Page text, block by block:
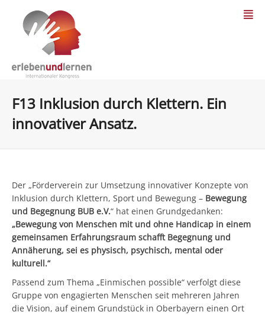
F13 Inklusion durch Klettern. Ein
innovativer Ansatz.
Der „Förderverein zur Umsetzung innovativer Konzepte von
Inklusion durch Klettern, Sport und Bewegung – Bewegung
und Begegnung BUB e.V.“ hat einen Grundgedanken:
„Bewegung von Menschen mit und ohne Handicap in einem
gemeinsamen Erfahrungsraum schafft Begegnung und
Annäherung, sei es physisch, psychisch, mental oder
kulturell.“
Passend zum Thema „Einmischen possible“ verfolgt diese
Gruppe von engagierten Menschen seit mehreren Jahren
die Vision, auf einem Grundstück in Oberbayern einen Ort